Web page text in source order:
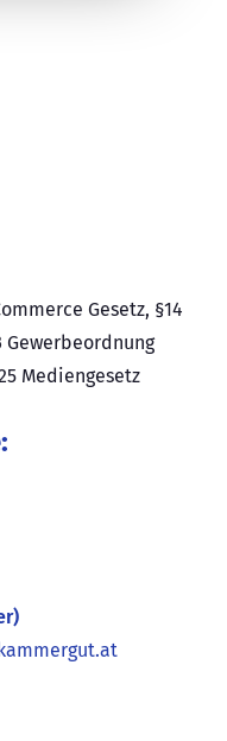
Gesetz, §14
Gewerbeordnung
Mediengesetz